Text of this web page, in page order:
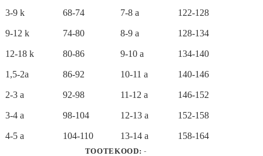
3-9 k 68-74 7-8 a 122-128
9-12 k 74-80 8-9 a 128-134
12-18 k 80-86 9-10 a 134-140
1,5-2a 86-92 10-11 a 140-146
2-3 a 92-98 11-12 a 146-152
3-4 a 98-104 12-13 a 152-158
4-5 a 104-110 13-14 a 158-164
TOOTEKOOD: -